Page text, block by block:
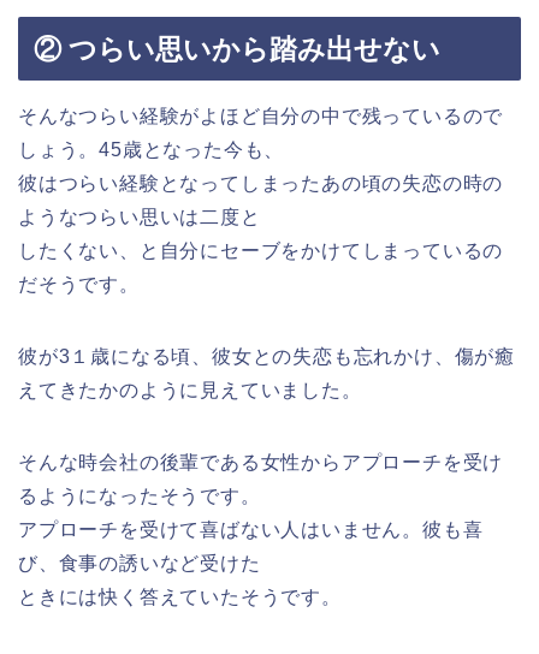
② つらい思いから踏み出せない
そんなつらい経験がよほど自分の中で残っているので
しょう。45歳となった今も、
彼はつらい経験となってしまったあの頃の失恋の時の
ようなつらい思いは二度と
したくない、と自分にセーブをかけてしまっているの
だそうです。
彼が3１歳になる頃、彼女との失恋も忘れかけ、傷が癒
えてきたかのように見えていました。
そんな時会社の後輩である女性からアプローチを受け
るようになったそうです。
アプローチを受けて喜ばない人はいません。彼も喜
び、食事の誘いなど受けた
ときには快く答えていたそうです。